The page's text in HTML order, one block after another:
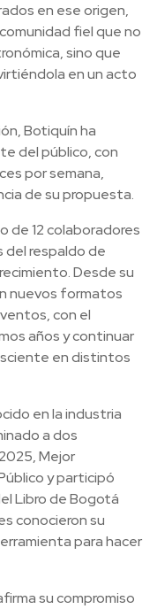
en ese origen,
fiel que no
sino que
en un acto
Botiquín ha
del público, con
por semana,
de su propuesta.
de 12 colaboradores
del respaldo de
Desde su
nuevos formatos
con el
años y continuar
en distintos
en la industria
a dos
Mejor
y participó
Libro de Bogotá
conocieron su
para hacer
su compromiso